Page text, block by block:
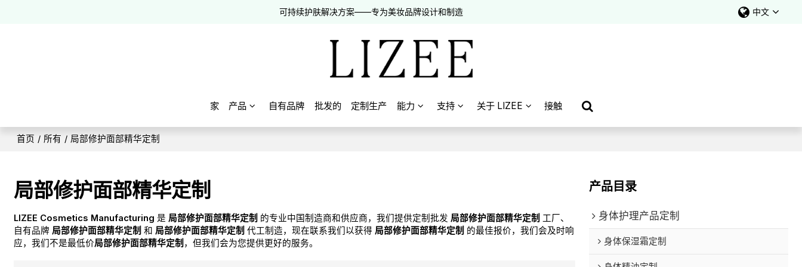
可持续护肤解决方案——专为美妆品牌设计和制造 中文
家 产品 自有品牌 批发的 定制生产 能力 支持 关于 LIZEE 接触
首页 / 所有 / 局部修护面部精华定制
局部修护面部精华定制
LIZEE Cosmetics Manufacturing 是局部修护面部精华定制 的专业中国制造商和供应商，我们提供定制批发局部修护面部精华定制 工厂、
自有品牌局部修护面部精华定制 和局部修护面部精华定制 代工制造，现在联系我们以获得局部修护面部精华定制 的最佳报价，我们会及时响
应，我们不是最低价局部修护面部精华定制 ，但我们会为您提供更好的服务。
产品目录
身体护理产品定制
身体保湿霜定制